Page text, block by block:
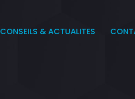
CONSEILS & ACTUALITES